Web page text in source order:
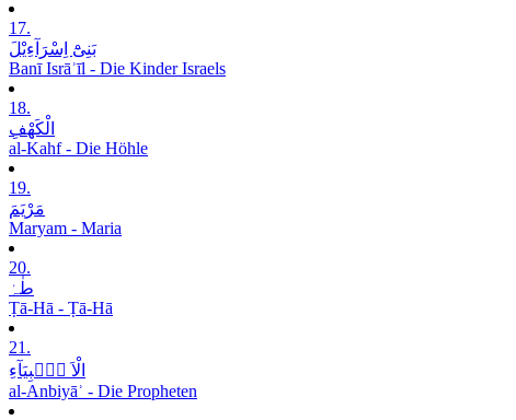
17.
بَنِیْٓ اِسْرَآءِیْلَ
Banī Isrāʾīl - Die Kinder Israels
18.
الْکَھْفِ
al-Kahf - Die Höhle
19.
مَرْیَمَ
Maryam - Maria
20.
طٰہٰ
Ṭā-Hā - Ṭā-Hā
21.
الْاَ نۡۢبِیَآءِ
al-Anbiyāʾ - Die Propheten